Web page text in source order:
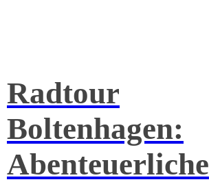
Radtour
Boltenhagen:
Abenteuerliche